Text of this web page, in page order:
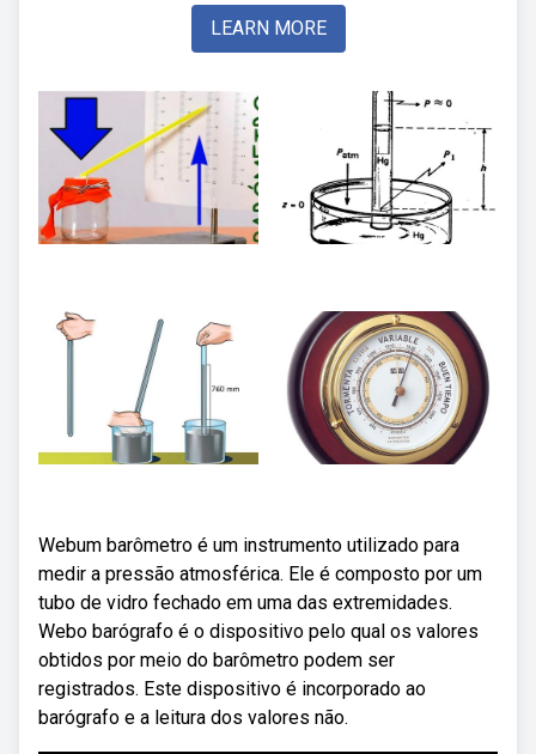
LEARN MORE
Webum barômetro é um instrumento utilizado para
medir a pressão atmosférica. Ele é composto por um
tubo de vidro fechado em uma das extremidades.
Webo barógrafo é o dispositivo pelo qual os valores
obtidos por meio do barômetro podem ser
registrados. Este dispositivo é incorporado ao
barógrafo e a leitura dos valores não.